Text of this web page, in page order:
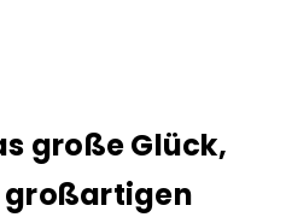
große Glück,
großartigen